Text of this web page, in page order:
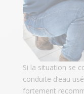
Si la situation se
conduite d’eau
fortement